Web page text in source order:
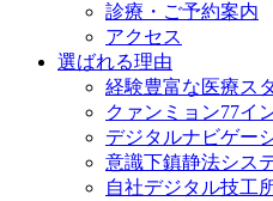
診療・ご予約案内
アクセス
選ばれる理由
経験豊富な医療ス
クァンミョン77イ
デジタルナビゲー
意識下鎮静法シス
自社デジタル技工